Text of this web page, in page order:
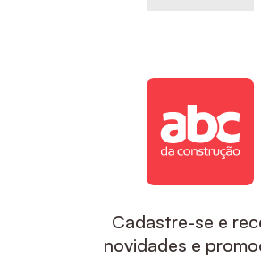
Cadastre-se e
novidades e